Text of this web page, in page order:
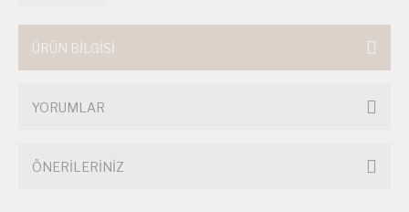
ÜRÜN BİLGİSİ
YORUMLAR
ÖNERİLERİNİZ